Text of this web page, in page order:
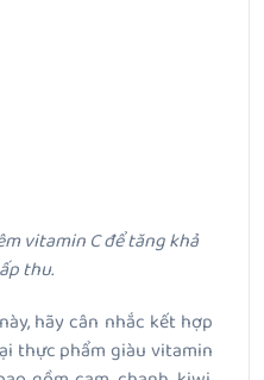
vitamin C để tăng khả
thu.
hãy cân nhắc kết hợp
thực phẩm giàu vitamin